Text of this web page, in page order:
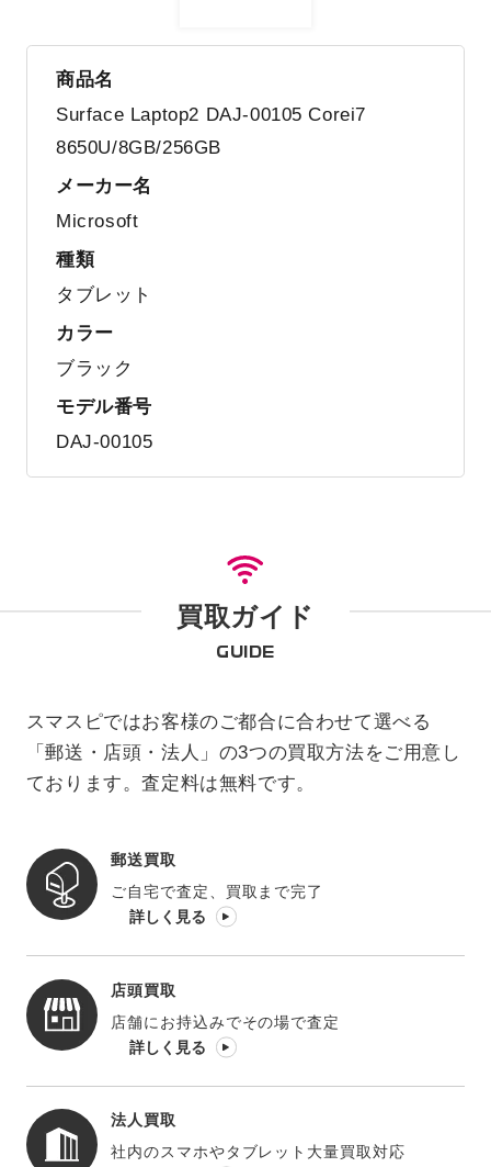
商品名
Surface Laptop2 DAJ-00105 Corei7
8650U/8GB/256GB
メーカー名
Microsoft
種類
タブレット
カラー
ブラック
モデル番号
DAJ-00105
買取ガイド
GUIDE
スマスピではお客様のご都合に合わせて選べる
「郵送・店頭・法人」の3つの買取方法をご用意し
ております。査定料は無料です。
郵送買取
ご自宅で査定、買取まで完了
詳しく見る
店頭買取
店舗にお持込みでその場で査定
詳しく見る
法人買取
社内のスマホやタブレット大量買取対応